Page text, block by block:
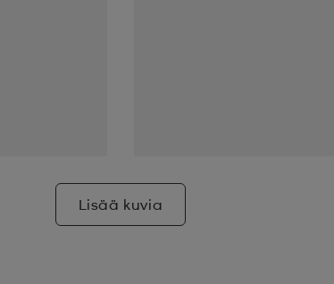
Lisää kuvia